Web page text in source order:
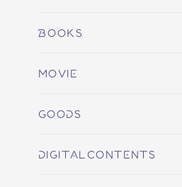
BOOKS
MOVIE
GOODS
DIGITALCONTENTS